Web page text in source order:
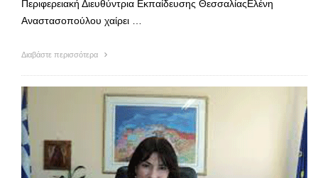
Περιφερειακή Διευθύντρια Εκπαίδευσης ΘεσσαλίαςΕλένη
Αναστασοπούλου χαίρει …
Διαβάστε περισσότερα